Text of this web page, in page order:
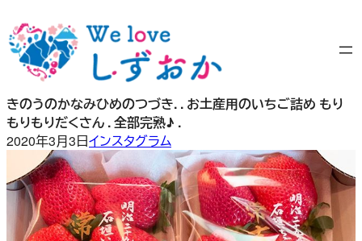
容
を
ッ
プ
きのうのかなみひめのつづき. . お土産用のいちご詰め もり
もりもりだくさん . 全部完熟♪ .
2020年3月3日インスタグラム